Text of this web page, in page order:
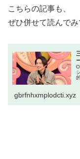
こちらの記事も、
ぜひ併せて読んでみ
gbrfnhxmplodcti.xyz